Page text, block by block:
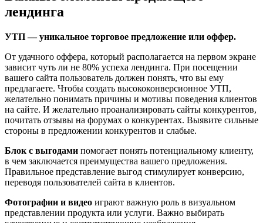
лендинга
УТП — уникальное торговое предложение или оффер.
От удачного оффера, который располагается на первом экране
зависит чуть ли не 80% успеха лендинга. При посещении
вашего сайта пользователь должен понять, что вы ему
предлагаете. Чтобы создать высококонверсионное УТП,
желательно понимать причины и мотивы поведения клиентов
на сайте. И желательно проанализировать сайты конкурентов,
почитать отзывы на форумах о конкурентах. Выявите сильные
стороны в предложении конкурентов и слабые.
Блок с выгодами помогает понять потенциальному клиенту,
в чем заключается преимущества вашего предложения.
Правильное представление выгод стимулирует конверсию,
переводя пользователей сайта в клиентов.
Фотографии и видео играют важную роль в визуальном
представлении продукта или услуги. Важно выбирать